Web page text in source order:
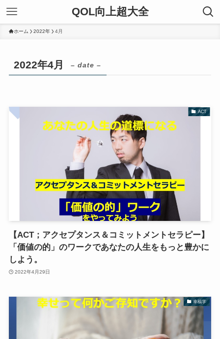
QOL向上超大全
ホーム 2022年 4月
2022年4月 – date –
ACT
【ACT；アクセプタンス＆コミットメントセラピー】
「価値の的」のワークであなたの人生をもっと豊かに
しよう。
2022年4月29日
幸福学